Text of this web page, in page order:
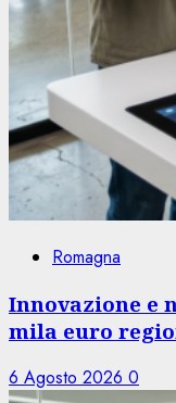
Romagna
Innovazione e
mila euro
6 Agosto 2026 0